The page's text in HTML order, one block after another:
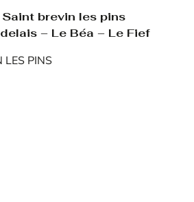
brevin les pins
– Le Béa – Le Fief
LES PINS